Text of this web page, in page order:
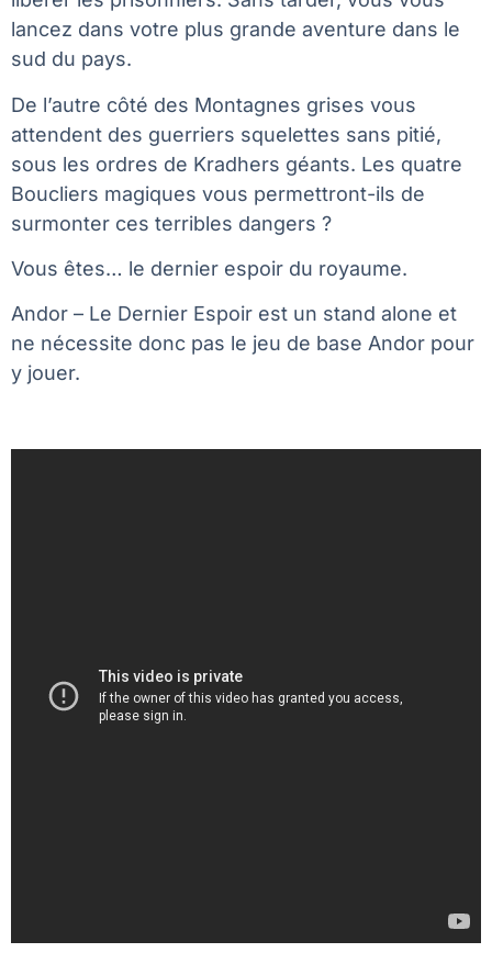
lancez dans votre plus grande aventure dans le
sud du pays.
De l’autre côté des Montagnes grises vous
attendent des guerriers squelettes sans pitié,
sous les ordres de Kradhers géants. Les quatre
Boucliers magiques vous permettront-ils de
surmonter ces terribles dangers ?
Vous êtes… le dernier espoir du royaume.
Andor – Le Dernier Espoir est un stand alone et
ne nécessite donc pas le jeu de base Andor pour
y jouer.